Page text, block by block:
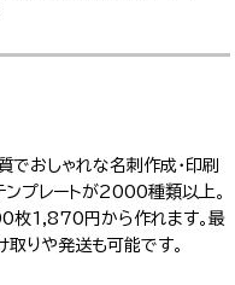
おしゃれな名刺作成・印刷
ンプレートが2000種類以上。
枚1,870円から作れます。最
りや発送も可能です。